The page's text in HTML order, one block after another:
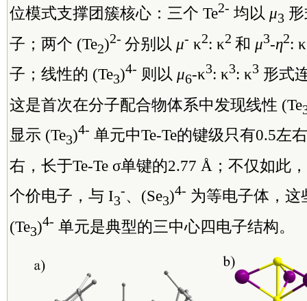
位模式支撑团簇核心：三个 Te2- 均以 μ3
子；两个 (Te2)2- 分别以 μ- κ2: κ2 和 μ3-η2:
子；线性的 (Te3)4- 则以 μ6-κ3: κ3: κ3 形式
这是首次在分子配合物体系中发现线性 (Te
显示 (Te3)4- 单元中Te-Te的键级只有0.5左
右，长于Te-Te σ单键的2.77 Å；不仅如此
个价电子，与 I3
-、(Se3)4- 为等电子体，这
(Te3)4- 单元是典型的三中心四电子结构。